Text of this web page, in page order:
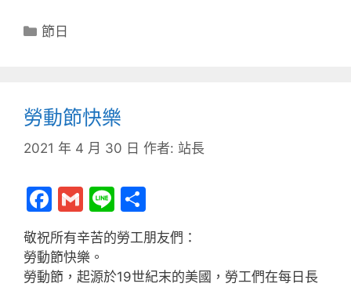
分
節日
勞動節快樂
2021 年 4 月 30 日 作者: 站長
F
a
c
e
G
m
ai
l
Li
n
e
享
敬祝所有辛苦的勞工朋友們：
勞動節快樂。
勞動節，起源於19世紀末的美國，勞工們在每日長